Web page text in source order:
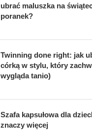
ubrać maluszka na
poranek?
Twinning done right: jak
córką w stylu, który
wygląda tanio)
Szafa kapsułowa dla
znaczy więcej